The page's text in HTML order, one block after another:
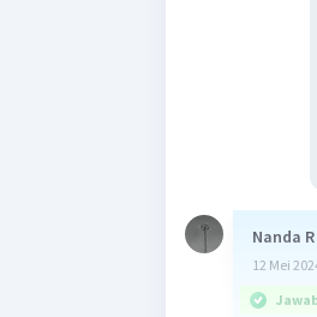
Nanda R
12 Mei